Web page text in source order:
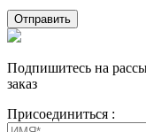
Отправить
Подпишитесь на
заказ
Присоединиться :